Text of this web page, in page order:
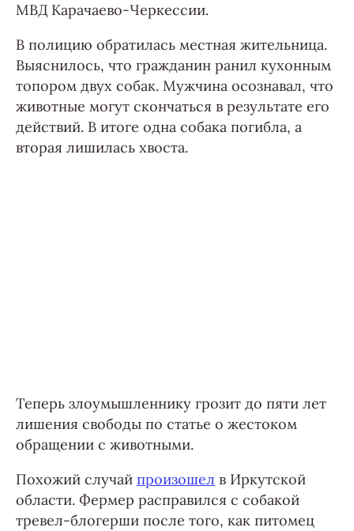
МВД Карачаево-Черкессии.
В полицию обратилась местная жительница.
Выяснилось, что гражданин ранил кухонным
топором двух собак. Мужчина осознавал, что
животные могут скончаться в результате его
действий. В итоге одна собака погибла, а
вторая лишилась хвоста.
Теперь злоумышленнику грозит до пяти лет
лишения свободы по статье о жестоком
обращении с животными.
Похожий случай произошел в Иркутской
области. Фермер расправился с собакой
тревел-блогерши после того, как питомец